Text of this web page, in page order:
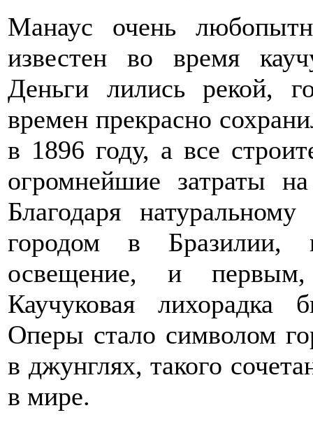
Манаус очень
известен во время
Деньги лились рекой,
времен прекрасно
в 1896 году, а все
огромнейшие затраты
Благодаря
городом в Бразилии,
освещение, и
Каучуковая лихорадка
Оперы стало символом
в джунглях, такого
в мире.